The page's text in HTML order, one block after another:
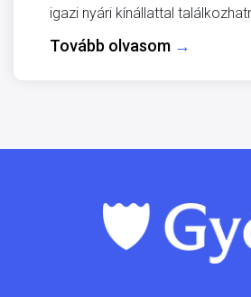
igazi nyári kínállattal
Tovább olvasom →